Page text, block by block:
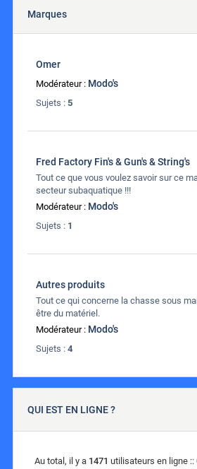
Marques
Omer
Modérateur : Modo's
Sujets : 5
Fred Factory Fin's & Gun's & String's
Tout ce que vous voulez savoir sur ce
secteur subaquatique !!!
Modérateur : Modo's
Sujets : 1
Autres produits
Tout ce qui concerne la chasse sous
être du matériel.
Modérateur : Modo's
Sujets : 4
QUI EST EN LIGNE ?
Au total, il y a 1471 utilisateurs en ligne